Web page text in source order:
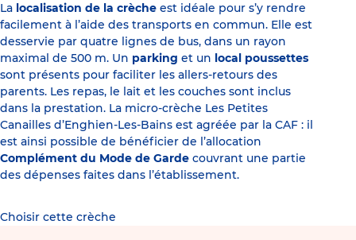
La localisation de la crèche est idéale pour s’y rendre
facilement à l’aide des transports en commun. Elle est
desservie par quatre lignes de bus, dans un rayon
maximal de 500 m. Un parking et un local poussettes
sont présents pour faciliter les allers-retours des
parents. Les repas, le lait et les couches sont inclus
dans la prestation. La micro-crèche Les Petites
Canailles d’Enghien-Les-Bains est agréée par la CAF : il
est ainsi possible de bénéficier de l’allocation
Complément du Mode de Garde couvrant une partie
des dépenses faites dans l’établissement.
Choisir cette crèche